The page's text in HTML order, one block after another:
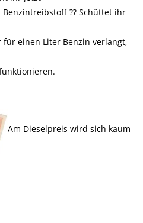
?? Schüttet ihr
einen Liter Benzin verlangt,
Am Dieselpreis wird sich kaum